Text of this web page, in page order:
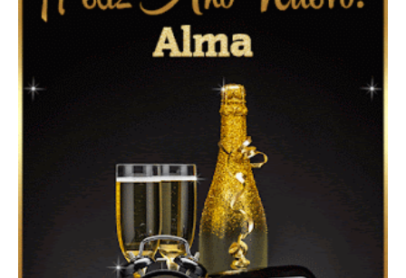
▷ Happy New Year 2026 GiF 【º‿º】